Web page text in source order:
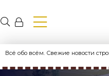
Всё обо всём. Свежие новости